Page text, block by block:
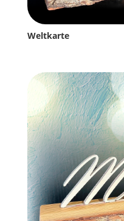
Weltkarte